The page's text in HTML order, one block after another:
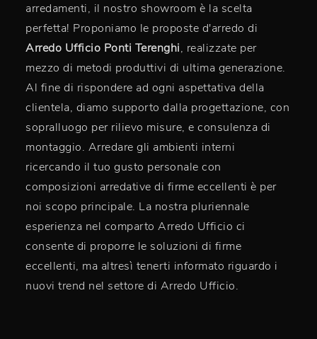
arredamenti, il nostro showroom è la scelta
perfetta! Proponiamo le proposte d'arredo di
Arredo Ufficio Ponti Terenghi, realizzate per
mezzo di metodi produttivi di ultima generazione.
Al fine di rispondere ad ogni aspettativa della
clientela, diamo supporto dalla progettazione, con
sopralluogo per rilievo misure, e consulenza di
montaggio. Arredare gli ambienti interni
ricercando il tuo gusto personale con
composizioni arredative di firme eccellenti è per
noi scopo principale. La nostra pluriennale
esperienza nel comparto Arredo Ufficio ci
consente di proporre le soluzioni di firme
eccellenti, ma altresì tenerti informato riguardo i
nuovi trend nel settore di Arredo Ufficio.